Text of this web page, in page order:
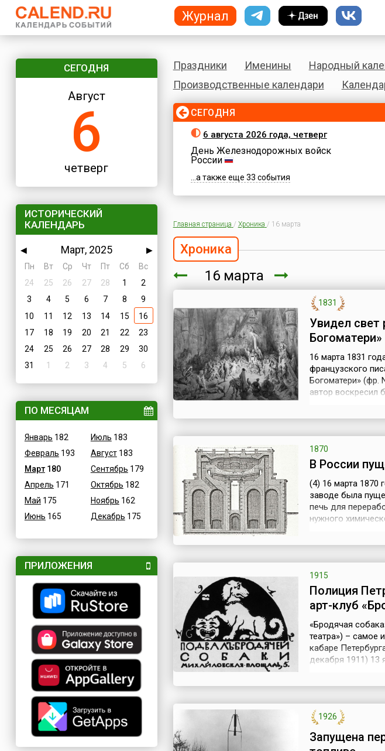
СЕГОДНЯ
Август
6
четверг
ИСТОРИЧЕСКИЙ
КАЛЕНДАРЬ
◀ Март, 2025
▶
Пн
Вт Ср Чт Пт Сб
Вс
24
25 26 27 28 1
2
3
4 5 6 7 8
9
10
11 12 13 14 15
16
17
18 19 20 21 22
23
24
25 26 27 28 29
30
31
1 2 3 4 5 6
ПО МЕСЯЦАМ
Январь 182
Февраль 193
Март180
Апрель 171
Май 175
Июнь 165
Июль 183
Август183
Сентябрь 179
Октябрь 182
Ноябрь 162
Декабрь 175
ПРИЛОЖЕНИЯ
Праздники Именины Народный
Производственные календари
СЕГОДНЯ
6 августа 2026 года, четверг
День Железнодорожных войск
России
...а также еще 33 события
Главная страница / Хроника / 16 марта
Хроника
16 марта
1831
Увидел
Богоматери»
16 марта 1831
французского
Богоматери» (фр.
автор воскресил
де Пари — не
1870
В России
(4) 16 марта 1870
заводе была
печь для
нужного
образца в 1864
1915
Полиция
арт-клуб
«Бродячая
театра») – самое
кабаре
декабря 1911) 13
было встретить
1926
Запущена
Журнал